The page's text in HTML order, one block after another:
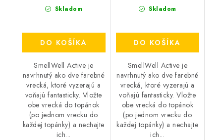
Skladom
DO KOŠÍKA
SmellWell Active je
navrhnutý ako dve farebné
vrecká, ktoré vyzerajú a
voňajú fantasticky. Vložte
obe vrecká do topánok
(po jednom vrecku do
každej topánky) a nechajte
ich...
Skladom
DO KOŠÍKA
SmellWell Active je
navrhnutý ako dve farebné
vrecká, ktoré vyzerajú a
voňajú fantasticky. Vložte
obe vrecká do topánok
(po jednom vrecku do
každej topánky) a nechajte
ich...